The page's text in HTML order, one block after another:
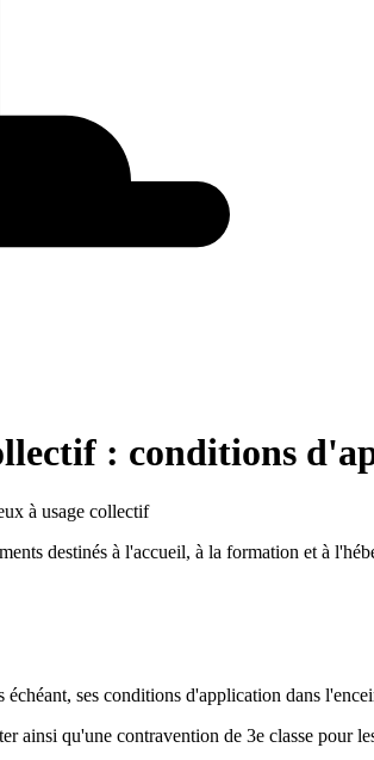
: conditions
à usage collectif
destinés à l'accueil, à la formation et à
ses conditions d'application dans
qu'une contravention de 3e classe pour